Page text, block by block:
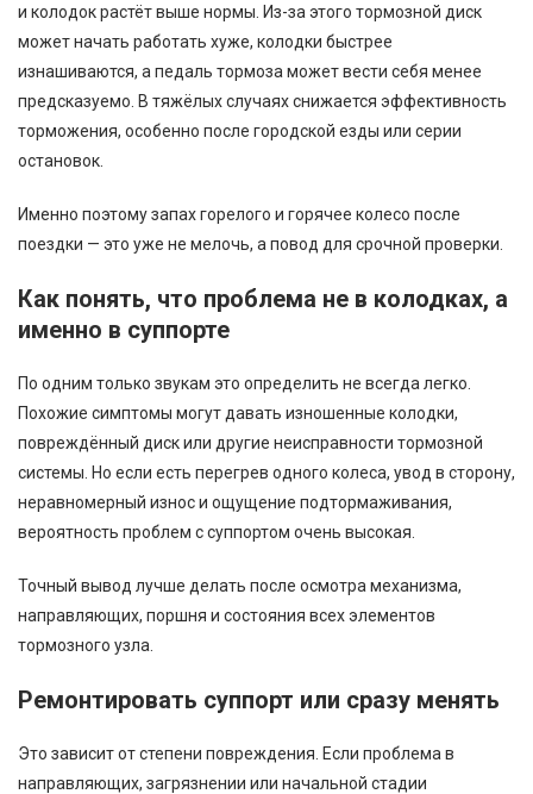
и колодок растёт выше нормы. Из-за этого тормозной диск
может начать работать хуже, колодки быстрее
изнашиваются, а педаль тормоза может вести себя менее
предсказуемо. В тяжёлых случаях снижается эффективность
торможения, особенно после городской езды или серии
остановок.
Именно поэтому запах горелого и горячее колесо после
поездки — это уже не мелочь, а повод для срочной проверки.
Как понять, что проблема не в колодках, а
именно в суппорте
По одним только звукам это определить не всегда легко.
Похожие симптомы могут давать изношенные колодки,
повреждённый диск или другие неисправности тормозной
системы. Но если есть перегрев одного колеса, увод в сторону,
неравномерный износ и ощущение подтормаживания,
вероятность проблем с суппортом очень высокая.
Точный вывод лучше делать после осмотра механизма,
направляющих, поршня и состояния всех элементов
тормозного узла.
Ремонтировать суппорт или сразу менять
Это зависит от степени повреждения. Если проблема в
направляющих, загрязнении или начальной стадии